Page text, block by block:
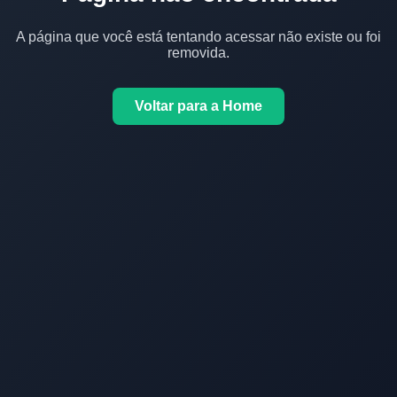
A página que você está tentando acessar não existe ou foi
removida.
Voltar para a Home